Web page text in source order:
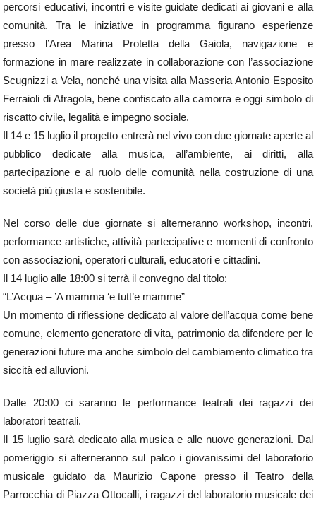
percorsi educativi, incontri e visite guidate dedicati ai giovani e alla
comunità. Tra le iniziative in programma figurano esperienze
presso l’Area Marina Protetta della Gaiola, navigazione e
formazione in mare realizzate in collaborazione con l’associazione
Scugnizzi a Vela, nonché una visita alla Masseria Antonio Esposito
Ferraioli di Afragola, bene confiscato alla camorra e oggi simbolo di
riscatto civile, legalità e impegno sociale.
Il 14 e 15 luglio il progetto entrerà nel vivo con due giornate aperte al
pubblico dedicate alla musica, all’ambiente, ai diritti, alla
partecipazione e al ruolo delle comunità nella costruzione di una
società più giusta e sostenibile.
Nel corso delle due giornate si alterneranno workshop, incontri,
performance artistiche, attività partecipative e momenti di confronto
con associazioni, operatori culturali, educatori e cittadini.
Il 14 luglio alle 18:00 si terrà il convegno dal titolo:
“L’Acqua – ’A mamma ‘e tutt’e mamme”
Un momento di riflessione dedicato al valore dell’acqua come bene
comune, elemento generatore di vita, patrimonio da difendere per le
generazioni future ma anche simbolo del cambiamento climatico tra
siccità ed alluvioni.
Dalle 20:00 ci saranno le performance teatrali dei ragazzi dei
laboratori teatrali.
Il 15 luglio sarà dedicato alla musica e alle nuove generazioni. Dal
pomeriggio si alterneranno sul palco i giovanissimi del laboratorio
musicale guidato da Maurizio Capone presso il Teatro della
Parrocchia di Piazza Ottocalli, i ragazzi del laboratorio musicale dei